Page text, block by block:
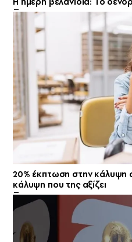
20% έκπτωση στην κάλυψη
κάλυψη που της αξίζει